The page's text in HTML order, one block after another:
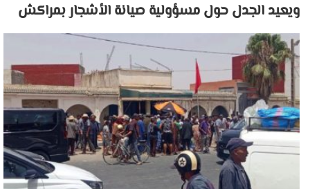
ويعيد الجدل حول مسؤولية صيانة الأشجار بمراكش